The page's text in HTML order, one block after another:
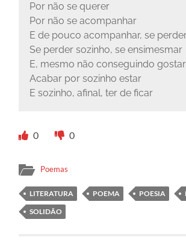
Por não se querer
Por não se acompanhar
E de pouco acompanhar, se
Se perder sozinho, se ensimesmar
E, mesmo não conseguindo gostar
Acabar por sozinho estar
E sozinho, afinal, ter de ficar
0 0
Poemas
LITERATURA POEMA POESIA
SOLIDÃO